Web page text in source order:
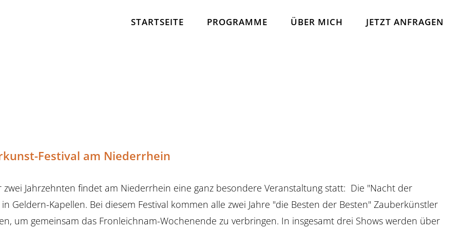
STARTSEITE PROGRAMME ÜBER MICH JETZT ANFRAGEN
Festival am Niederrhein
zwei Jahrzehnten findet am Niederrhein eine ganz besondere Veranstaltung statt: Die "Nacht der
Geldern-Kapellen. Bei diesem Festival kommen alle zwei Jahre "die Besten der Besten" Zauberkünstler
um gemeinsam das Fronleichnam-Wochenende zu verbringen. In insgesamt drei Shows werden über